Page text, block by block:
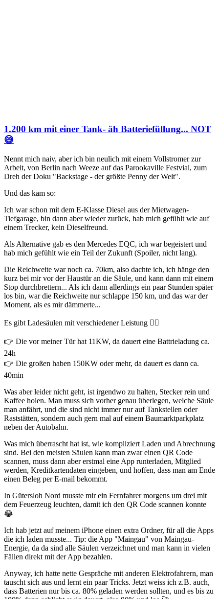
1.200 km mit einer Tank- äh Batteriefüllung... NOT
😅
Nennt mich naiv, aber ich bin neulich mit einem Vollstromer zur
Arbeit, von Berlin nach Weeze auf das Parookaville Festvial, zum
Dreh der Doku "Backstage - der größte Penny der Welt".
Und das kam so:
Ich war schon mit dem E-Klasse Diesel aus der Mietwagen-
Tiefgarage, bin dann aber wieder zurück, hab mich gefühlt wie auf
einem Trecker, kein Dieselfreund.
Als Alternative gab es den Mercedes EQC, ich war begeistert und
hab mich gefühlt wie ein Teil der Zukunft (Spoiler, nicht lang).
Die Reichweite war noch ca. 70km, also dachte ich, ich hänge den
kurz bei mir vor der Haustür an die Säule, und kann dann mit einem
Stop durchbrettern... Als ich dann allerdings ein paar Stunden später
los bin, war die Reichweite nur schlappe 150 km, und das war der
Moment, als es mir dämmerte...
Es gibt Ladesäulen mit verschiedener Leistung 🤦‍♂️
👉 Die vor meiner Tür hat 11KW, da dauert eine Battrieladung ca.
24h
👉 Die großen haben 150KW oder mehr, da dauert es dann ca.
40min
Was aber leider nicht geht, ist irgendwo zu halten, Stecker rein und
Kaffee holen. Man muss sich vorher genau überlegen, welche Säule
man anfährt, und die sind nicht immer nur auf Tankstellen oder
Raststätten, sondern auch gern mal auf einem Baumarktparkplatz
neben der Autobahn.
Was mich überrascht hat ist, wie kompliziert Laden und Abrechnung
sind. Bei den meisten Säulen kann man zwar einen QR Code
scannen, muss dann aber erstmal eine App runterladen, Mitglied
werden, Kreditkartendaten eingeben, und hoffen, dass man am Ende
einen Beleg per E-mail bekommt.
In Gütersloh Nord musste mir ein Fernfahrer morgens um drei mit
dem Feuerzeug leuchten, damit ich den QR Code scannen konnte
😂
Ich hab jetzt auf meinem iPhone einen extra Ordner, für all die Apps
die ich laden musste... Tip: die App "Maingau" von Maingau-
Energie, da da sind alle Säulen verzeichnet und man kann in vielen
Fällen direkt mit der App bezahlen.
Anyway, ich hatte nette Gespräche mit anderen Elektrofahrern, man
tauscht sich aus und lernt ein paar Tricks. Jetzt weiss ich z.B. auch,
dass Batterien nur bis ca. 80% geladen werden sollten, und es bis zu